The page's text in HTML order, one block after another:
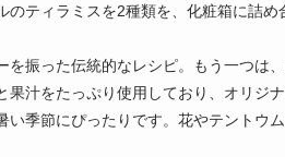
ティラミスを2種類を、化粧箱に詰め
振った伝統的なレシピ。もう一つは
汁をたっぷり使用しており、オリジ
季節にぴったりです。花やテントウ